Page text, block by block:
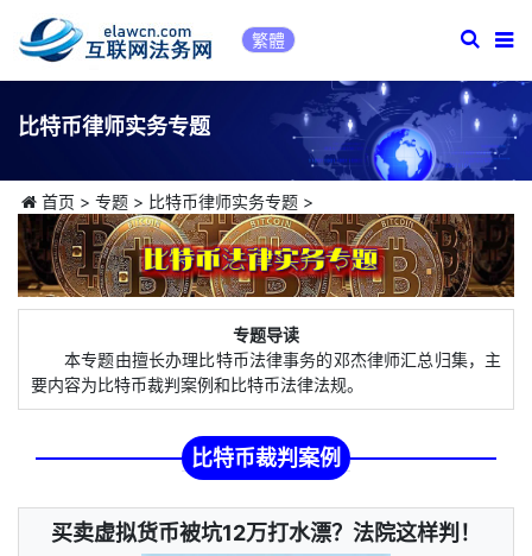
繁體
比特币律师实务专题
首页 > 专题> 比特币律师实务专题>
专题导读
本专题由擅长办理比特币法律事务的邓杰律师汇总归集，主
要内容为比特币裁判案例和比特币法律法规。
比特币裁判案例
买卖虚拟货币被坑12万打水漂？法院这样判！